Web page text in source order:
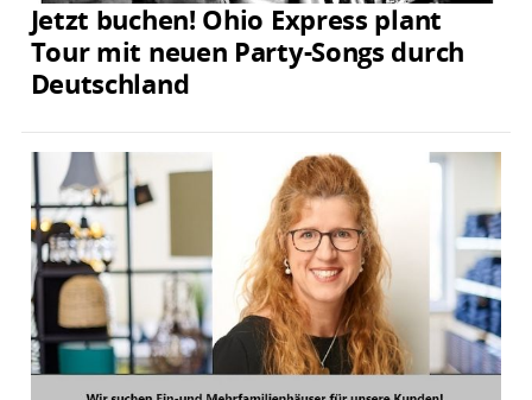
Jetzt buchen! Ohio Express plant
Tour mit neuen Party-Songs durch
Deutschland